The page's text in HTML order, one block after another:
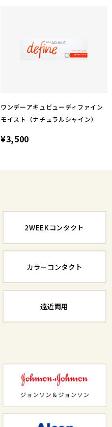
ワンデーアキュビューディファイン
モイスト（ナチュラルシャイン）
¥3,500
2WEEKコンタクト
カラーコンタクト
遠近両用